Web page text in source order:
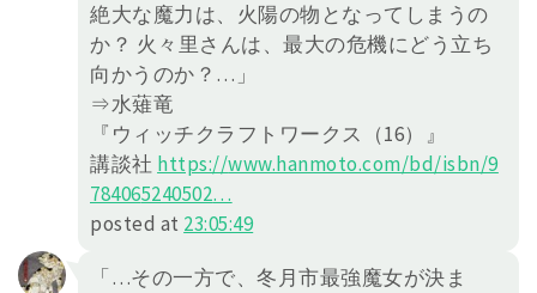
絶大な魔力は、火陽の物となってしまうの
か？ 火々里さんは、最大の危機にどう立ち
向かうのか？…」
⇒水薙竜
『ウィッチクラフトワークス（16）』
講談社 https://www.hanmoto.com/bd/isbn/9
784065240502…
posted at 23:05:49
「…その一方で、冬月市最強魔女が決ま